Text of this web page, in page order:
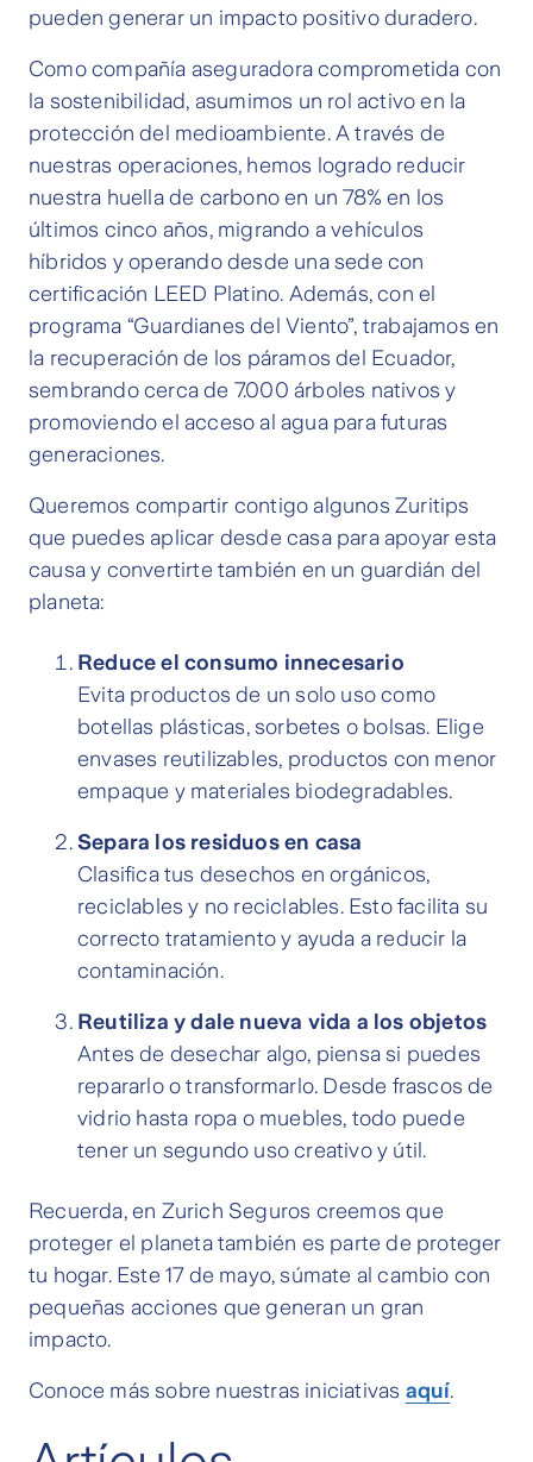
pueden generar un impacto positivo duradero.
Como compañía aseguradora comprometida con
la sostenibilidad, asumimos un rol activo en la
protección del medioambiente. A través de
nuestras operaciones, hemos logrado reducir
nuestra huella de carbono en un 78% en los
últimos cinco años, migrando a vehículos
híbridos y operando desde una sede con
certificación LEED Platino. Además, con el
programa “Guardianes del Viento”, trabajamos en
la recuperación de los páramos del Ecuador,
sembrando cerca de 7.000 árboles nativos y
promoviendo el acceso al agua para futuras
generaciones.
Queremos compartir contigo algunos Zuritips
que puedes aplicar desde casa para apoyar esta
causa y convertirte también en un guardián del
planeta:
Reduce el consumo innecesario
Evita productos de un solo uso como
botellas plásticas, sorbetes o bolsas. Elige
envases reutilizables, productos con menor
empaque y materiales biodegradables.
Separa los residuos en casa
Clasifica tus desechos en orgánicos,
reciclables y no reciclables. Esto facilita su
correcto tratamiento y ayuda a reducir la
contaminación.
Reutiliza y dale nueva vida a los objetos
Antes de desechar algo, piensa si puedes
repararlo o transformarlo. Desde frascos de
vidrio hasta ropa o muebles, todo puede
tener un segundo uso creativo y útil.
Recuerda, en Zurich Seguros creemos que
proteger el planeta también es parte de proteger
tu hogar. Este 17 de mayo, súmate al cambio con
pequeñas acciones que generan un gran
impacto.
Conoce más sobre nuestras iniciativas aquí.